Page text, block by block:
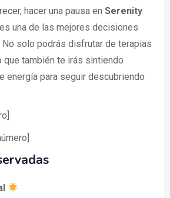
hacer una pausa en Serenity
es una de las mejores decisiones
No solo podrás disfrutar de terapias
también te irás sintiendo
energía para seguir descubriendo